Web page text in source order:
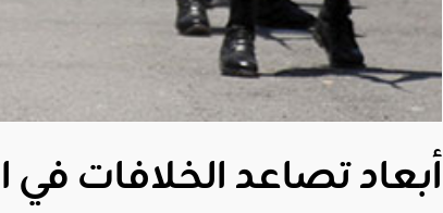
أبعاد تصاعد الخلافات في